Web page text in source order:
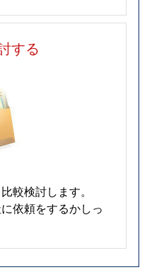
する
較検討します。
依頼をするかしっ